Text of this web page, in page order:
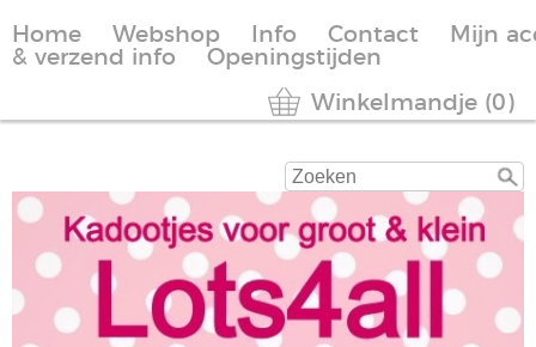
Home Webshop Info Contact
Mijn
& verzend info
Openingstijden
Winkelmandje (0)